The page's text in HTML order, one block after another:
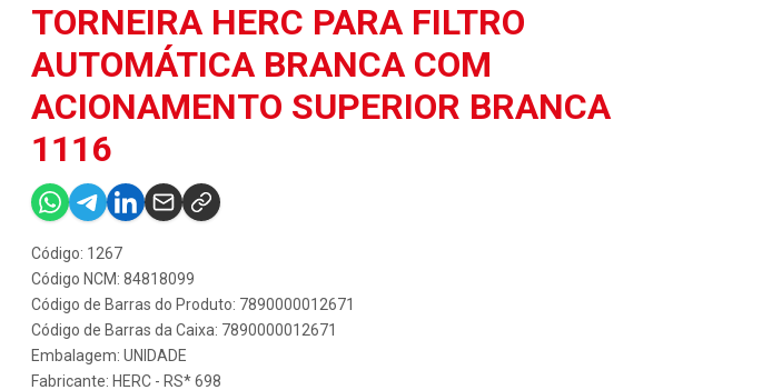
TORNEIRA HERC PARA FILTRO
AUTOMÁTICA BRANCA COM
ACIONAMENTO SUPERIOR BRANCA
1116
Código: 1267
Código NCM: 84818099
Código de Barras do Produto: 7890000012671
Código de Barras da Caixa: 7890000012671
Embalagem: UNIDADE
Fabricante: HERC - RS* 698